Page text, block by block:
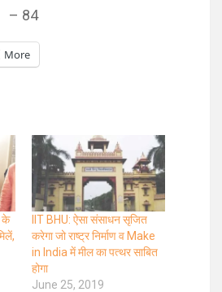
84
More
के
IIT BHU: ऐसा संसाधन सृजित
करेगा जो राष्ट्र निर्माण व Make
in India में मील का पत्थर साबित
होगा
June 25, 2019